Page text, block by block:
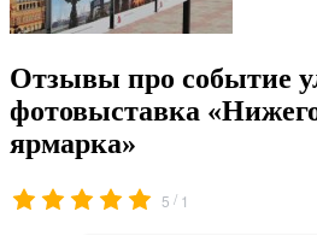
Отзывы про событие
фотовыставка
ярмарка»
5 / 1